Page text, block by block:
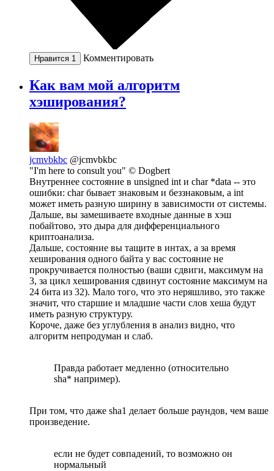
Нравится 1 Комментировать
Как вам мой алгоритм
хэширования?
jcmvbkbc @jcmvbkbc
"I'm here to consult you" © Dogbert
Внутреннее состояние в unsigned int и char *data -- это
ошибки: char бывает знаковым и беззнаковым, а int
может иметь разную ширину в зависимости от системы.
Дальше, вы замешиваете входные данные в хэш
побайтово, это дыра для дифференциального
криптоанализа.
Дальше, состояние вы тащите в интах, а за время
хеширования одного байта у вас состояние не
прокручивается полностью (ваши сдвиги, максимум на
3, за цикл хеширования сдвинут состояние максимум на
24 бита из 32). Мало того, что это неряшливо, это также
значит, что старшие и младшие части слов хеша будут
иметь разную структуру.
Короче, даже без углубления в анализ видно, что
алгоритм непродуман и слаб.
Правда работает медленно (относительно
sha* например).
При том, что даже sha1 делает больше раундов, чем ваше
произведение.
если не будет совпадений, то возможно он
нормальный